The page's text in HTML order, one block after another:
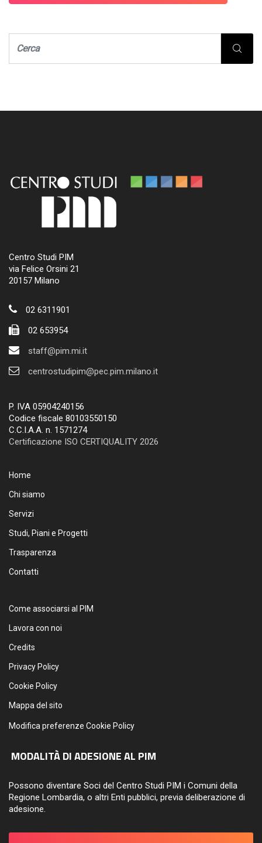
Centro Studi PIM
via Felice Orsini 21
20157 Milano
02 6311901
02 653954
staff@pim.mi.it
centrostudipim@pec.pim.milano.it
P. IVA 05904240156
Codice fiscale 80103550150
C.C.I.A.A. n. 1571274
Certificazione ISO CERTIQUALITY 2026
Home
Chi siamo
Servizi
Studi, Piani e Progetti
Trasparenza
Contatti
Come associarsi al PIM
Lavora con noi
Credits
Privacy Policy
Cookie Policy
Mappa del sito
Modifica preferenze Cookie Policy
MODALITÀ DI ADESIONE AL PIM
Possono diventare Soci del Centro Studi PIM i Comuni della
Regione Lombardia, o altri Enti pubblici, previa deliberazione di
adesione.